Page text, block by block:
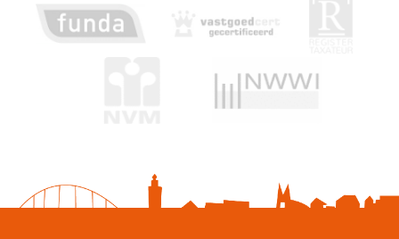
Huidige bestemming Woonruimte
Woonruimte